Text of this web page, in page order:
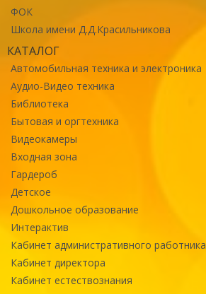
ФОК
Школа имени Д.Д.Красильникова
КАТАЛОГ
Автомобильная техника и электроника
Аудио-Видео техника
Библиотека
Бытовая и оргтехника
Видеокамеры
Входная зона
Гардероб
Детское
Дошкольное образование
Интерактив
Кабинет административного работника
Кабинет директора
Кабинет естествознания